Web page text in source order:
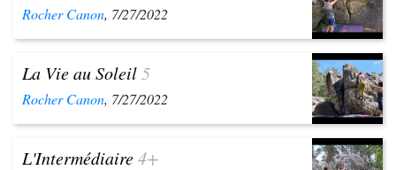
Rocher Canon, 7/27/2022
La Vie au Soleil5
Rocher Canon, 7/27/2022
L'Intermédiaire4+